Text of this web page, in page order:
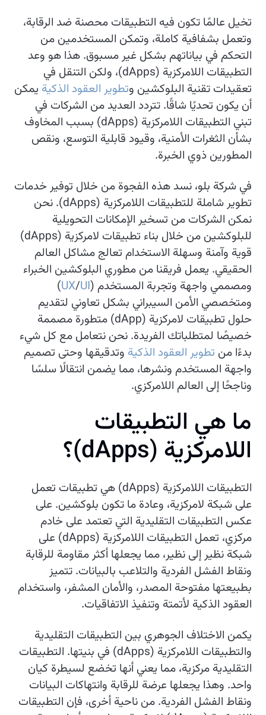
تخيل عالمًا تكون فيه التطبيقات محصنة ضد الرقابة،
وتعمل بشفافية كاملة، وتمكن المستخدمين من
التحكم في بياناتهم بشكل غير مسبوق. هذا هو وعد
التطبيقات اللامركزية (dApps)، ولكن التنقل في
تعقيدات تقنية البلوكشين وتطوير العقود الذكية يمكن
أن يكون تحديًا شاقًا. تتردد العديد من الشركات في
تبني التطبيقات اللامركزية (dApps) بسبب المخاوف
بشأن الثغرات الأمنية، وقيود قابلية التوسع، ونقص
المطورين ذوي الخبرة.
في شركة بلو، نسد هذه الفجوة من خلال توفير خدمات
تطوير شاملة للتطبيقات اللامركزية (dApps). نحن
نمكن الشركات من تسخير الإمكانات التحويلية
للبلوكشين من خلال بناء تطبيقات لامركزية (dApps)
قوية وآمنة وسهلة الاستخدام تعالج مشاكل العالم
الحقيقي. يعمل فريقنا من مطوري البلوكشين الخبراء
ومصممي واجهة وتجربة المستخدم (UI
/
UX
)
ومتخصصي الأمن السيبراني بشكل تعاوني لتقديم
حلول تطبيقات لامركزية (dApp) متطورة مصممة
خصيصًا لمتطلباتك الفريدة. نحن نتعامل مع كل شيء
بدءًا من تطوير العقود الذكية وتدقيقها وحتى تصميم
واجهة المستخدم ونشرها، مما يضمن انتقالًا سلسًا
وناجحًا إلى العالم اللامركزي.
ما هي التطبيقات
اللمركزية (
dApps
)؟
التطبيقات اللامركزية (dApps) هي تطبيقات تعمل
على شبكة لامركزية، وعادة ما تكون بلوكشين. على
عكس التطبيقات التقليدية التي تعتمد على خادم
مركزي، تعمل التطبيقات اللامركزية (dApps) على
شبكة نظير إلى نظير، مما يجعلها أكثر مقاومة للرقابة
ونقاط الفشل الفردية والتلاعب بالبيانات. تتميز
بطبيعتها مفتوحة المصدر، والأمان المشفر، واستخدام
العقود الذكية لأتمتة وتنفيذ الاتفاقيات.
يكمن الاختلاف الجوهري بين التطبيقات التقليدية
والتطبيقات اللامركزية (dApps) في بنيتها. التطبيقات
التقليدية مركزية، مما يعني أنها تخضع لسيطرة كيان
واحد. وهذا يجعلها عرضة للرقابة وانتهاكات البيانات
ونقاط الفشل الفردية. من ناحية أخرى، فإن التطبيقات